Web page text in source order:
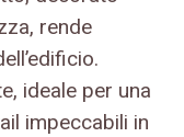
rende
ideale per una
impeccabili in